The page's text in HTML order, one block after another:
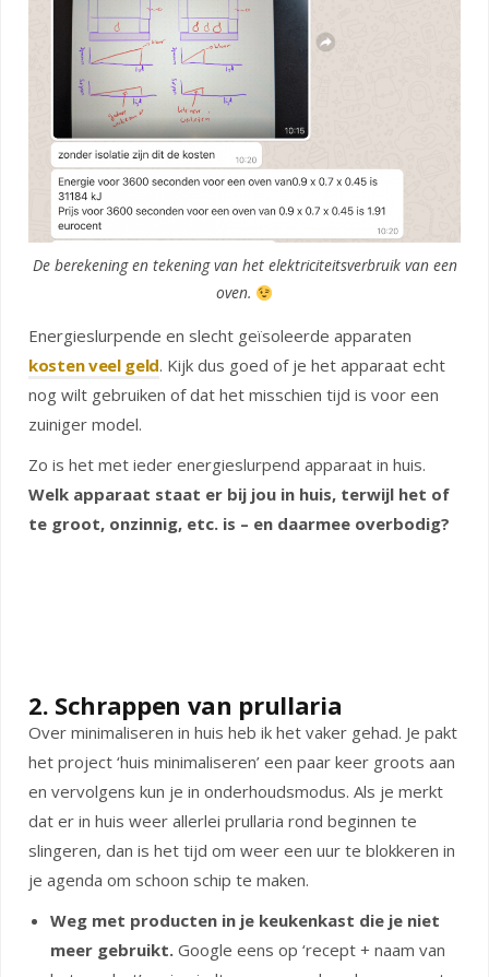
De berekening en tekening van het elektriciteitsverbruik van een
oven.
Energieslurpende en slecht geïsoleerde apparaten
kosten veel geld. Kijk dus goed of je het apparaat echt
nog wilt gebruiken of dat het misschien tijd is voor een
zuiniger model.
Zo is het met ieder energieslurpend apparaat in huis.
Welk apparaat staat er bij jou in huis, terwijl het of
te groot, onzinnig, etc. is – en daarmee overbodig?
2. Schrappen van prullaria
Over minimaliseren in huis heb ik het vaker gehad. Je pakt
het project ‘huis minimaliseren’ een paar keer groots aan
en vervolgens kun je in onderhoudsmodus. Als je merkt
dat er in huis weer allerlei prullaria rond beginnen te
slingeren, dan is het tijd om weer een uur te blokkeren in
je agenda om schoon schip te maken.
Weg met producten in je keukenkast die je niet
meer gebruikt. Google eens op ‘recept + naam van